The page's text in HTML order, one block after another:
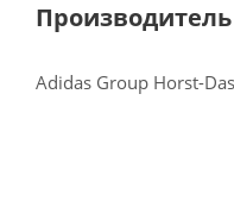
Производитель
Adidas Group Horst-